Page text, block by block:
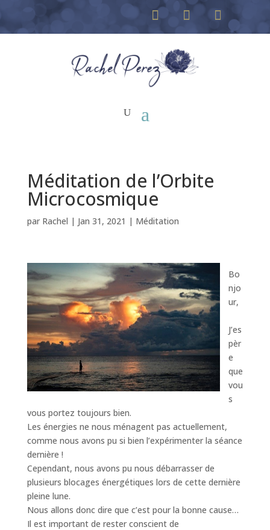
Méditation de l’Orbite
Microcosmique
par Rachel | Jan 31, 2021 | Méditation
Bo
njo
ur,
J’es
pèr
e
que
vou
s
vous portez toujours bien.
Les énergies ne nous ménagent pas actuellement,
comme nous avons pu si bien l’expérimenter la séance
dernière !
Cependant, nous avons pu nous débarrasser de
plusieurs blocages énergétiques lors de cette dernière
pleine lune.
Nous allons donc dire que c’est pour la bonne cause…
Il est important de rester conscient de